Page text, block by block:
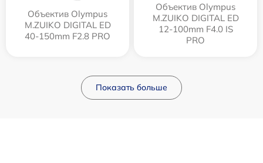
Объектив Olympus
M.ZUIKO DIGITAL ED
40-150mm F2.8 PRO
Объектив Olympus
M.ZUIKO DIGITAL ED
12‑100mm F4.0 IS
PRO
Показать больше